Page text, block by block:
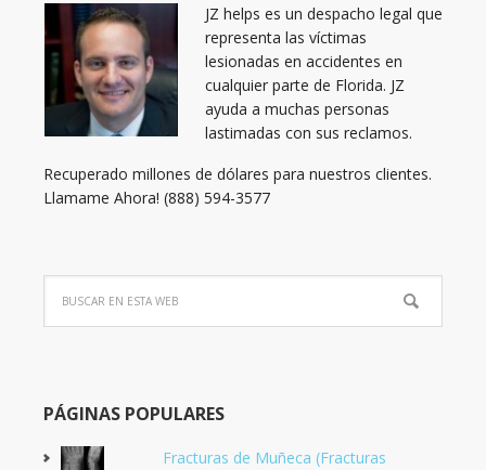
JZ helps es un despacho legal que
representa las víctimas
lesionadas en accidentes en
cualquier parte de Florida. JZ
ayuda a muchas personas
lastimadas con sus reclamos.
Recuperado millones de dólares para nuestros clientes.
Llamame Ahora! (888) 594-3577
PÁGINAS POPULARES
Fracturas de Muñeca (Fracturas